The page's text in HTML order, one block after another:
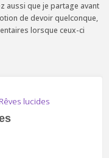
aussi que je partage avant
de devoir quelconque,
lorsque ceux-ci
lucides